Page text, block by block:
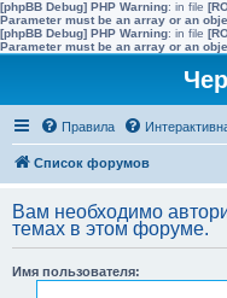
[phpBB Debug] PHP Warning: in file
Parameter must be an array or an
[phpBB Debug] PHP Warning: in file
Parameter must be an array or an
Правила
Список форумов
Вам необходимо
темах в этом форуме.
Имя пользователя: